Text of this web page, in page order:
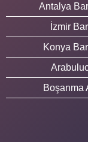
Antalya
İzmir
Konya
Boşanma